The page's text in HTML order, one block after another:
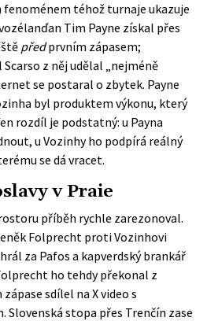
téhož turnaje ukazuje
Tim Payne získal přes
předprvním zápasem;
z něj udělal „nejméně
se postaral o zbytek. Payne
byl produktem výkonu, který
rozdíl je podstatný: u Payna
u Vozinhy ho podpírá reálný
se dá vracet.
v Praie
příběh rychle zarezonoval.
Folprecht proti Vozinhovi
za Pafos a kapverdský brankář
ho tehdy překonal z
sdílel na X video s
Slovenská stopa přes Trenčín zase